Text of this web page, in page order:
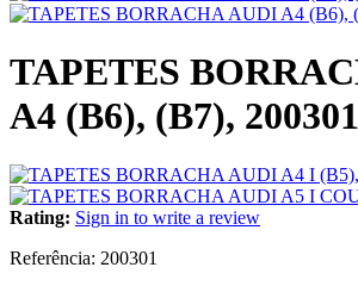
TAPETES
A4 (B6), (B7), 200301
Rating: Sign in to write a review
Referência: 200301